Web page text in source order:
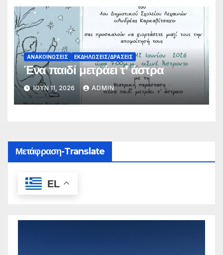
ΑΝΑΚΟΙΝΏΣΕΙΣ ΕΚΔΗΛΏΣΕΙΣ/ΔΡΆΣΕΙΣ
Ένα παιδί μετράει τ’ άστρα
ΙΟΎΝ 11, 2026 ADMIN
Μετάφραση-Translate
EL